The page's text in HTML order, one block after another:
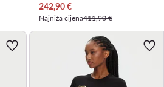
Trenutna cijena
242,90€
Najniža cijena411,90 €